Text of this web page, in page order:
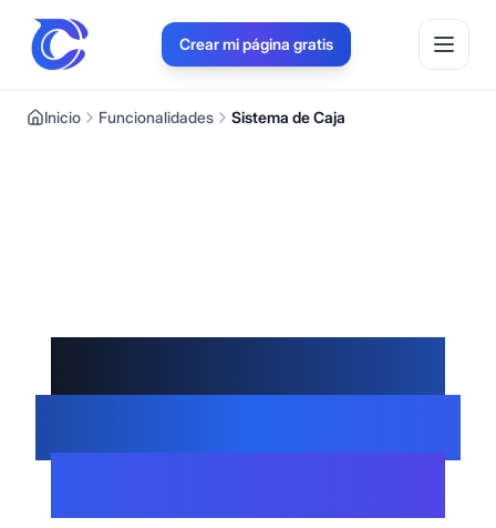
Crear mi página gratis
Inicio Funcionalidades Sistema de Caja